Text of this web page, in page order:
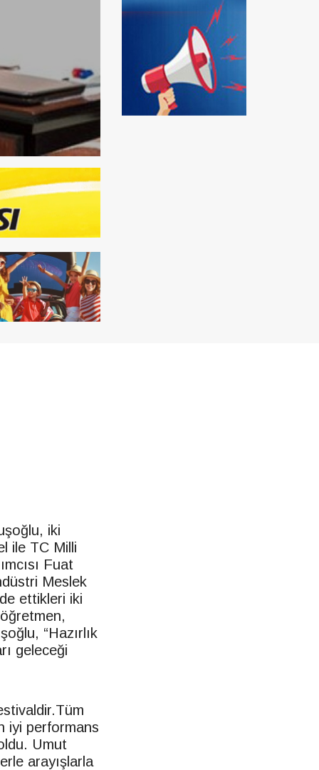
iki
ile TC Milli
Fuat
Meslek
ettikleri iki
“Hazırlık
geleceği
iyi performans
Umut
arayışlarla